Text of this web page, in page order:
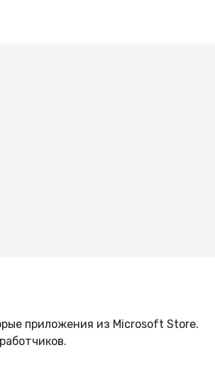
приложения из Microsoft Store.